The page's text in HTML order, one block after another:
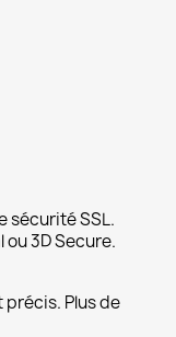
sécurité SSL.
3D Secure.
Plus de